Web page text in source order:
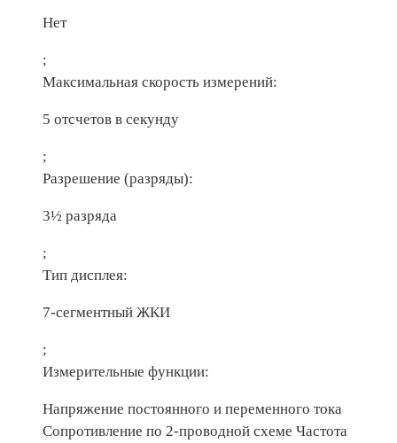
Нет
;
Максимальная скорость измерений:
5 отсчетов в секунду
;
Разрешение (разряды):
3½ разряда
;
Тип дисплея:
7-сегментный ЖКИ
;
Измерительные функции:
Напряжение постоянного и переменного тока
Сопротивление по 2-проводной схеме Частота